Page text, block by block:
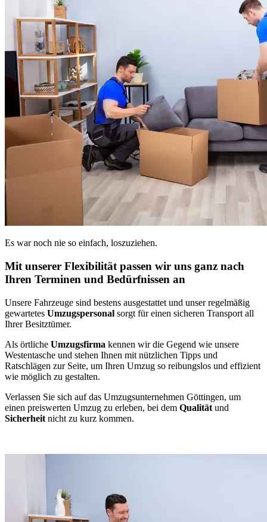
Es war noch nie so einfach, loszuziehen.
Mit unserer Flexibilität passen wir uns ganz nach
Ihren Terminen und Bedürfnissen an
Unsere Fahrzeuge sind bestens ausgestattet und unser regelmäßig
gewartetes Umzugspersonal sorgt für einen sicheren Transport all
Ihrer Besitztümer.
Als örtliche Umzugsfirma kennen wir die Gegend wie unsere
Westentasche und stehen Ihnen mit nützlichen Tipps und
Ratschlägen zur Seite, um Ihren Umzug so reibungslos und effizient
wie möglich zu gestalten.
Verlassen Sie sich auf das Umzugsunternehmen Göttingen, um
einen preiswerten Umzug zu erleben, bei dem Qualität und
Sicherheit nicht zu kurz kommen.